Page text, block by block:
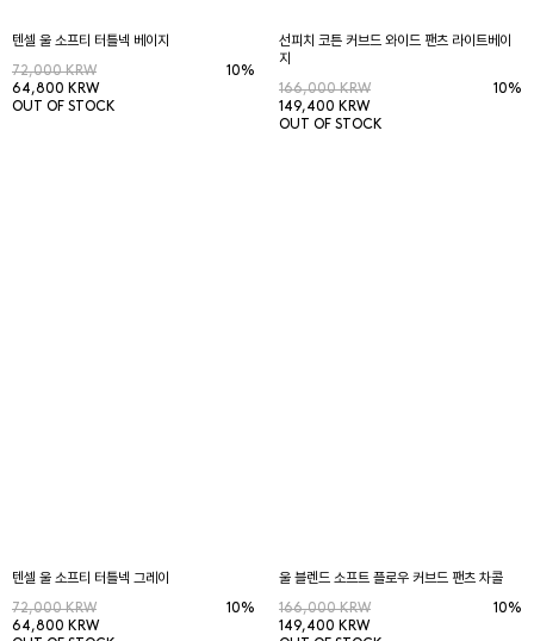
텐셀 울 소프티 터틀넥 베이지
72,000 KRW
64,800 KRW
10%
OUT OF STOCK
선피치 코튼 커브드 와이드 팬츠 라이트베이
지
166,000 KRW
149,400 KRW
10%
OUT OF STOCK
텐셀 울 소프티 터틀넥 그레이
72,000 KRW
64,800 KRW
10%
울 블렌드 소프트 플로우 커브드 팬츠 차콜
166,000 KRW
149,400 KRW
10%